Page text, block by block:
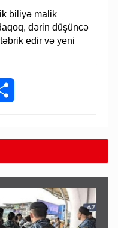
biliyə malik
dərin düşüncə
edir və yeni